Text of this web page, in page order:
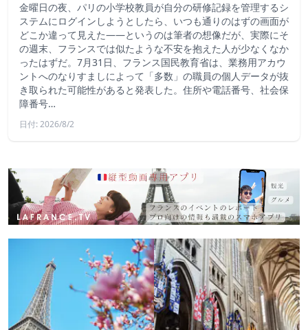
金曜日の夜、パリの小学校教員が自分の研修記録を管理するシ
ステムにログインしようとしたら、いつも通りのはずの画面が
どこか違って見えた——というのは筆者の想像だが、実際にそ
の週末、フランスでは似たような不安を抱えた人が少なくなか
ったはずだ。7月31日、フランス国民教育省は、業務用アカウ
ントへのなりすましによって「多数」の職員の個人データが抜
き取られた可能性があると発表した。住所や電話番号、社会保
障番号…
日付: 2026/8/2